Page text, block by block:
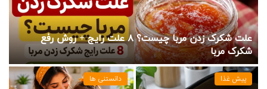
علت شکرک زدن مربا چیست؟ ۸ علت رایج + روش رفع
شکرک مربا
پیش غذا دانستنی ها